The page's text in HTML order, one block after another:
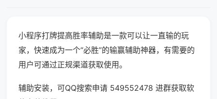
小程序打牌提高胜率辅助是一款可以让一直输的玩
家，快速成为一个“必胜”的输赢辅助神器，有需要的
用户可通过正规渠道获取使用。
辅助安装，可QQ搜索申请 549552478 进群获取软